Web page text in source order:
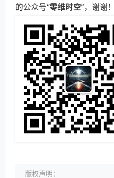
的公众号“零维时空”，谢谢！
版权声明：